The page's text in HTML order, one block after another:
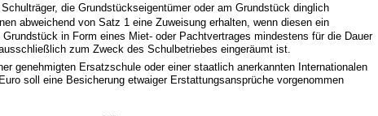
die Grundstückseigentümer oder am Grundstück dinglich
abweichend von Satz 1 eine Zuweisung erhalten, wenn diesen ein
in Form eines Miet- oder Pachtvertrages mindestens für die Dauer
zum Zweck des Schulbetriebes eingeräumt ist.
genehmigten Ersatzschule oder einer staatlich anerkannten Internationalen
soll eine Besicherung etwaiger Erstattungsansprüche vorgenommen